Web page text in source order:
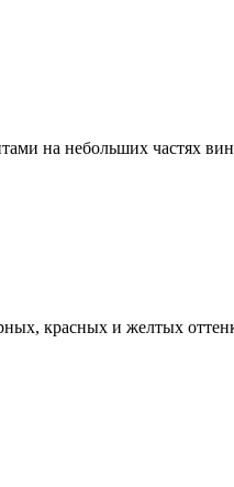
на небольших частях
красных и желтых